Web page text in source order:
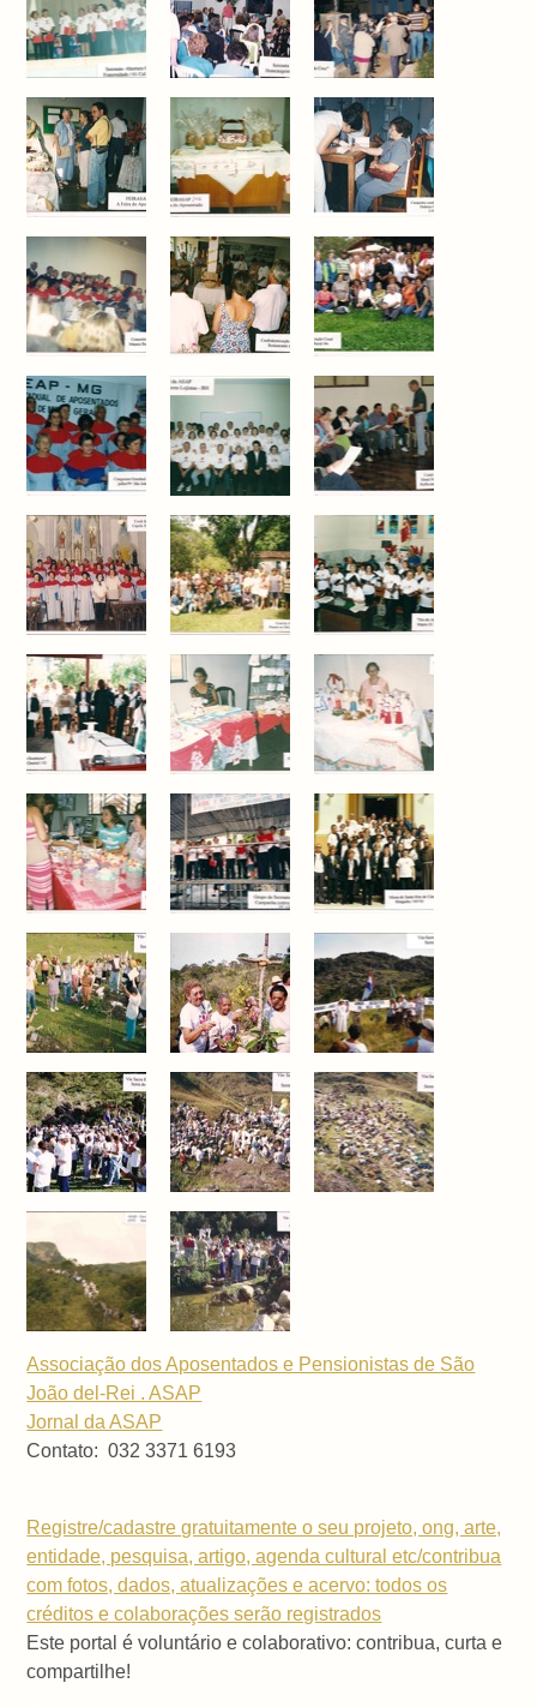
Associação dos Aposentados e Pensionistas de São
João del-Rei . ASAP
Jornal da ASAP
Contato: 032 3371 6193
Registre/cadastre gratuitamente o seu projeto, ong, arte,
entidade, pesquisa, artigo, agenda cultural etc/contribua
com fotos, dados, atualizações e acervo: todos os
créditos e colaborações serão registrados
Este portal é voluntário e colaborativo: contribua, curta e
compartilhe!